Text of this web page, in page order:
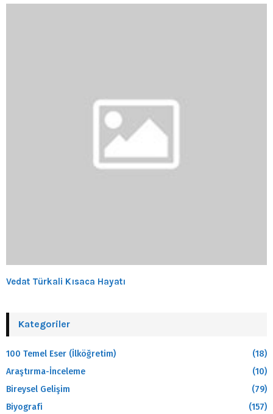
Vedat Türkali Kısaca Hayatı
Kategoriler
100 Temel Eser (İlköğretim)
(18)
Araştırma-İnceleme
(10)
Bireysel Gelişim
(79)
Biyografi
(157)